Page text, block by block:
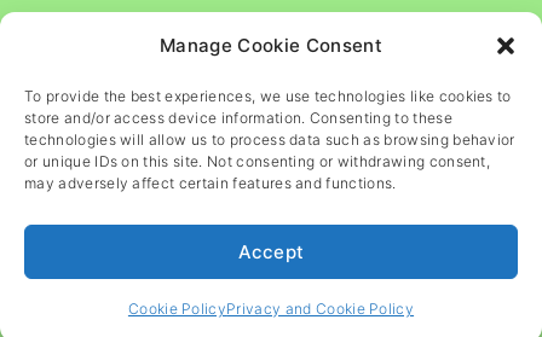
Manage Cookie Consent
To provide the best experiences, we use technologies like cookies to
store and/or access device information. Consenting to these
technologies will allow us to process data such as browsing behavior
or unique IDs on this site. Not consenting or withdrawing consent,
may adversely affect certain features and functions.
Accept
Cookie PolicyPrivacy and Cookie Policy
maintain this blog
©2026- All rights reserved